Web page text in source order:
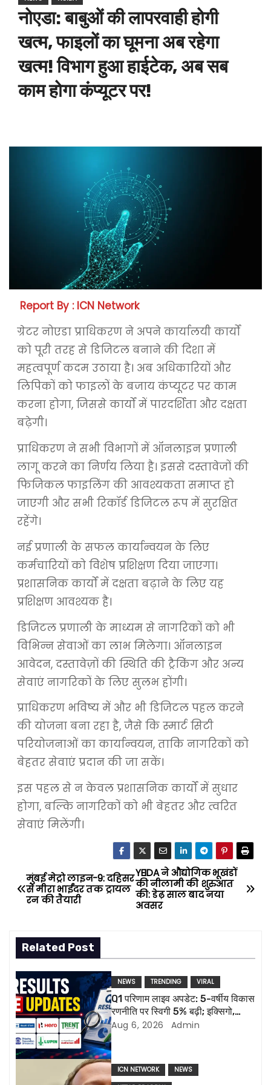
नोएडा: बाबुओं की लापरवाही होगी
खत्म, फाइलों का घूमना अब रहेगा
खत्म! विभाग हुआ हाईटेक, अब सब
काम होगा कंप्यूटर पर!
Report By : ICN Network
ग्रेटर नोएडा प्राधिकरण ने अपने कार्यालयी कार्यों
को पूरी तरह से डिजिटल बनाने की दिशा में
महत्वपूर्ण कदम उठाया है। अब अधिकारियों और
लिपिकों को फाइलों के बजाय कंप्यूटर पर काम
करना होगा, जिससे कार्यों में पारदर्शिता और दक्षता
बढ़ेगी।
प्राधिकरण ने सभी विभागों में ऑनलाइन प्रणाली
लागू करने का निर्णय लिया है। इससे दस्तावेजों की
फिजिकल फाइलिंग की आवश्यकता समाप्त हो
जाएगी और सभी रिकॉर्ड डिजिटल रूप में सुरक्षित
रहेंगे।
नई प्रणाली के सफल कार्यान्वयन के लिए
कर्मचारियों को विशेष प्रशिक्षण दिया जाएगा।
प्रशासनिक कार्यों में दक्षता बढ़ाने के लिए यह
प्रशिक्षण आवश्यक है।
डिजिटल प्रणाली के माध्यम से नागरिकों को भी
विभिन्न सेवाओं का लाभ मिलेगा। ऑनलाइन
आवेदन, दस्तावेज़ों की स्थिति की ट्रैकिंग और अन्य
सेवाएं नागरिकों के लिए सुलभ होंगी।
प्राधिकरण भविष्य में और भी डिजिटल पहल करने
की योजना बना रहा है, जैसे कि स्मार्ट सिटी
परियोजनाओं का कार्यान्वयन, ताकि नागरिकों को
बेहतर सेवाएं प्रदान की जा सकें।
इस पहल से न केवल प्रशासनिक कार्यों में सुधार
होगा, बल्कि नागरिकों को भी बेहतर और त्वरित
सेवाएं मिलेंगी।
P
o
t
n
a
v
i
YEIDA ने औद्योगिक भूखंडों
की नीलामी की शुरुआत
की: डेढ़ साल बाद नया
अवसर
मुंबई मेट्रो लाइन-9: दहिसर
से मीरा भाईंदर तक ट्रायल
रन की तैयारी
Related Post
NEWS TRENDING VIRAL
Q1 परिणाम लाइव अपडेट: 5-वर्षीय विकास
रणनीति पर स्विगी 5% बढ़ी; इक्सिगो,
ल्यूपिन की रिपोर्ट आज
Aug 6, 2026 Admin
ICN NETWORK
NEWS